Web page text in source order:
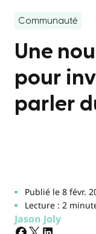
Communauté
Une
pour
parler
Publié le 8 févr.
Lecture : 2
Jason Joly